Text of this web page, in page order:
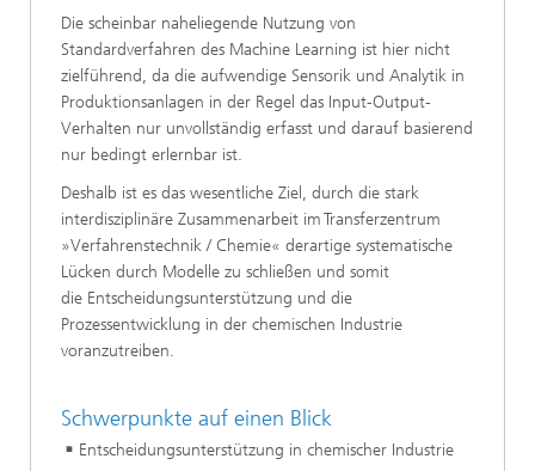
Die scheinbar naheliegende Nutzung von
Standardverfahren des Machine Learning ist hier nicht
zielführend, da die aufwendige Sensorik und Analytik in
Produktionsanlagen in der Regel das Input-Output-
Verhalten nur unvollständig erfasst und darauf basierend
nur bedingt erlernbar ist.
Deshalb ist es das wesentliche Ziel, durch die stark
interdisziplinäre Zusammenarbeit im Transferzentrum
»Verfahrenstechnik / Chemie« derartige systematische
Lücken durch Modelle zu schließen und somit
die Entscheidungsunterstützung und die
Prozessentwicklung in der chemischen Industrie
voranzutreiben.
Schwerpunkte auf einen Blick
Entscheidungsunterstützung in chemischer Industrie